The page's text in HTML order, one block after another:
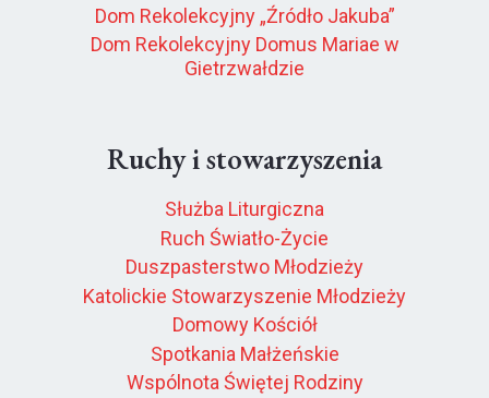
Dom Rekolekcyjny „Źródło Jakuba”
Dom Rekolekcyjny Domus Mariae w
Gietrzwałdzie
Ruchy i stowarzyszenia
Służba Liturgiczna
Ruch Światło-Życie
Duszpasterstwo Młodzieży
Katolickie Stowarzyszenie Młodzieży
Domowy Kościół
Spotkania Małżeńskie
Wspólnota Świętej Rodziny